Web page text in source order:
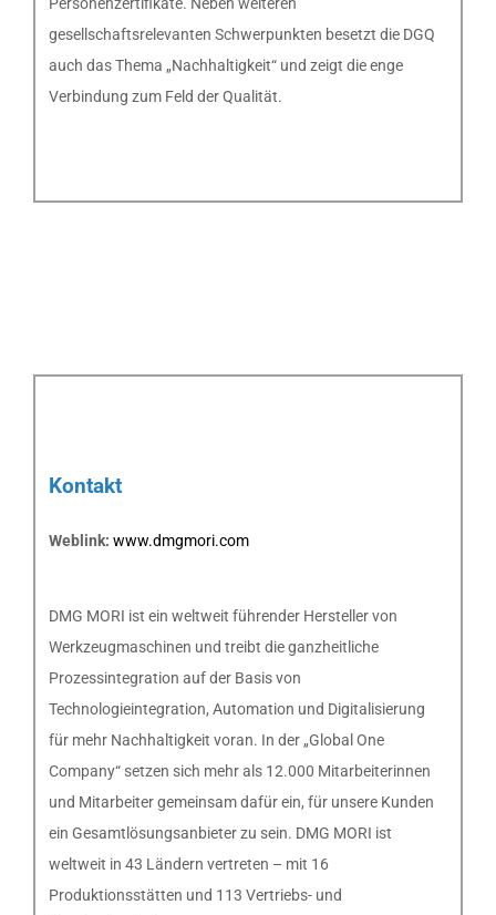
gesellschaftsrelevanten Schwerpunkten besetzt die DGQ
auch das Thema „Nachhaltigkeit“ und zeigt die enge
Verbindung zum Feld der Qualität.
Kontakt
Weblink: www.dmgmori.com
DMG MORI ist ein weltweit führender Hersteller von
Werkzeugmaschinen und treibt die ganzheitliche
Prozessintegration auf der Basis von
Technologieintegration, Automation und Digitalisierung
für mehr Nachhaltigkeit voran. In der „Global One
Company“ setzen sich mehr als 12.000 Mitarbeiterinnen
und Mitarbeiter gemeinsam dafür ein, für unsere Kunden
ein Gesamtlösungsanbieter zu sein. DMG MORI ist
weltweit in 43 Ländern vertreten – mit 16
Produktionsstätten und 113 Vertriebs- und